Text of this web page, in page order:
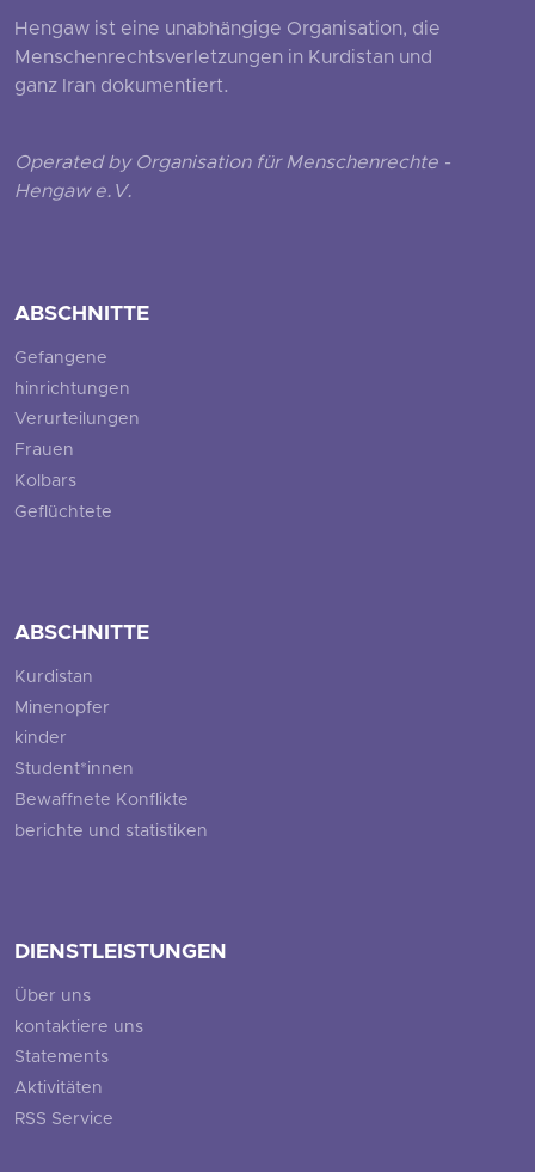
Hengaw ist eine unabhängige Organisation, die
Menschenrechtsverletzungen in Kurdistan und
ganz Iran dokumentiert.
Operated by Organisation für Menschenrechte -
Hengaw e.V.
ABSCHNITTE
Gefangene
hinrichtungen
Verurteilungen
Frauen
Kolbars
Geflüchtete
ABSCHNITTE
Kurdistan
Minenopfer
kinder
Student*innen
Bewaffnete Konflikte
berichte und statistiken
DIENSTLEISTUNGEN
Über uns
kontaktiere uns
Statements
Aktivitäten
RSS Service